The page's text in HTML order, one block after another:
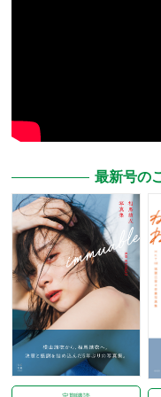
最新号の